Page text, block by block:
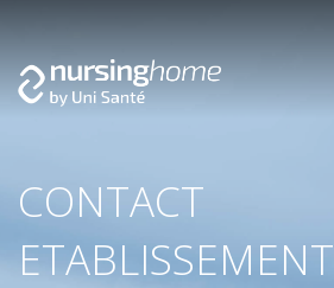
CONTACT
ETABLISSEMENT